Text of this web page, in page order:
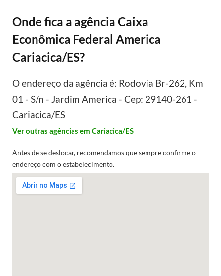
Onde fica a agência Caixa
Econômica Federal America
Cariacica/ES?
O endereço da agência é: Rodovia Br-262, Km
01 - S/n - Jardim America - Cep: 29140-261 -
Cariacica/ES
Ver outras agências em Cariacica/ES
Antes de se deslocar, recomendamos que sempre confirme o
endereço com o estabelecimento.